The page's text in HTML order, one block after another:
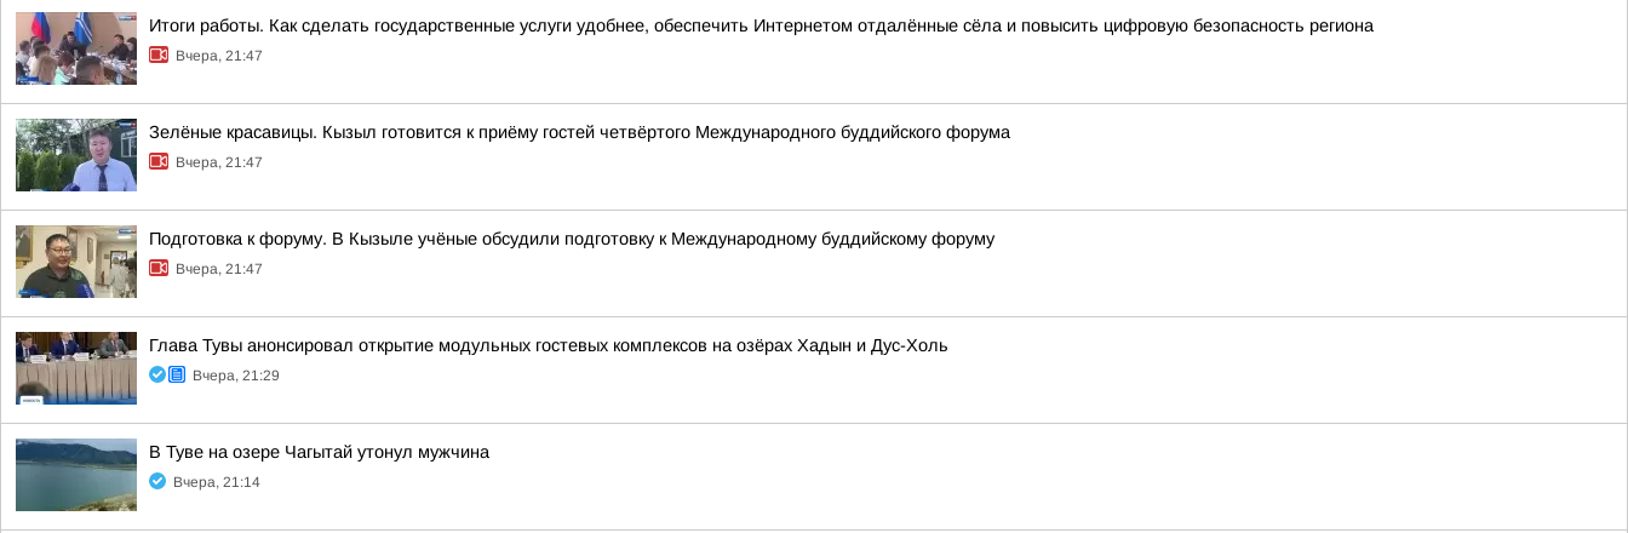
Итоги работы. Как сделать государственные услуги удобнее, обеспечить Интернетом отдалённые сёла и повысить цифровую безопасность региона
Вчера, 21:47
Зелёные красавицы. Кызыл готовится к приёму гостей четвёртого Международного буддийского форума
Вчера, 21:47
Подготовка к форуму. В Кызыле учёные обсудили подготовку к Международному буддийскому форуму
Вчера, 21:47
Глава Тувы анонсировал открытие модульных гостевых комплексов на озёрах Хадын и Дус-Холь
Вчера, 21:29
В Туве на озере Чагытай утонул мужчина
Вчера, 21:14